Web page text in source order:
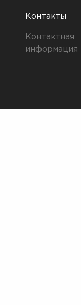
Контакты
Контактная
информация